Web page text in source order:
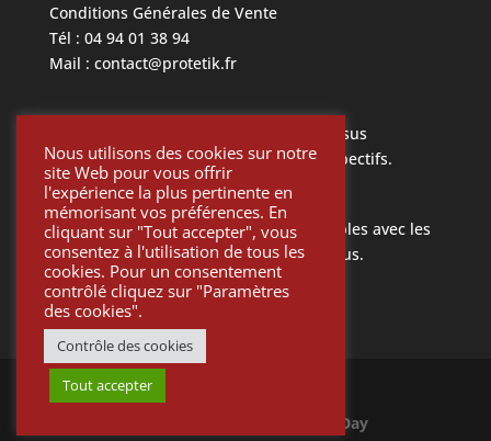
Conditions Générales de Vente
Tél : 04 94 01 38 94
Mail : contact@protetik.fr
Toutes les marques mentionnées ci dessus
appartiennent à leurs propriétaires respectifs.
Toutes les pièces Protétik sont compatibles avec les
différents systèmes mentionnés ci-dessus.
One Day
Nous utilisons des cookies sur notre
site Web pour vous offrir
l'expérience la plus pertinente en
mémorisant vos préférences. En
cliquant sur "Tout accepter", vous
consentez à l'utilisation de tous les
cookies. Pour un consentement
contrôlé cliquez sur "Paramètres
des cookies".
Contrôle des cookies
Tout accepter